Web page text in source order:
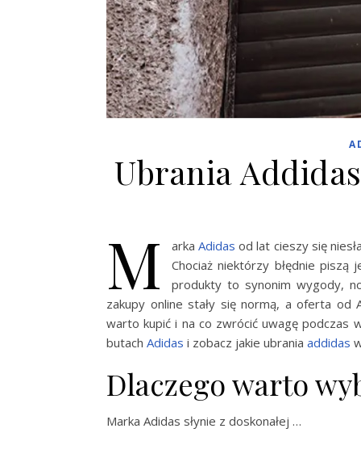
Ubrania
M arkaAdidas od lat cieszy się
Chociaż niektórzy błędnie
produkty to synonim wygody,
zakupy online stały się normą, a oferta od
warto kupić i na co zwrócić uwagę podczas
butach Adidas i zobacz jakie ubrania addidas
Dlaczego warto
Marka Adidas słynie z doskonałej …